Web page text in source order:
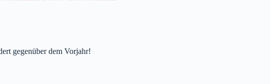
gegenüber dem Vorjahr!